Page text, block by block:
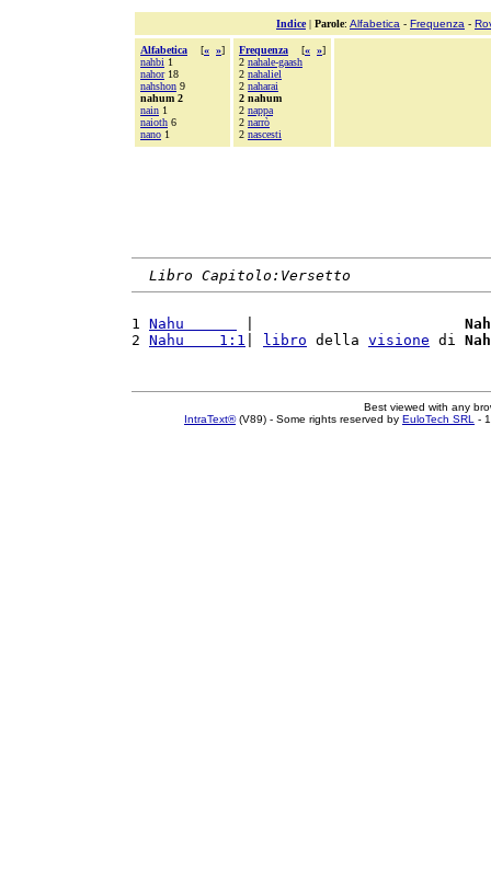
Indice| Parole: Alfabetica - Frequenza -
Alfabetica [« »]
nahbi 1
nahor18
nahshon 9
nahum 2
nain 1
naioth 6
nano 1
Frequenza [« »]
2 nahale-gaash
2 nahaliel
2 naharai
2 nahum
2 nappa
2 narrò
2 nascesti
Libro Capitolo:Versetto
1 Nahu
2 Nahu    1:1 libro della visione di
Best viewed with any
IntraText®(V89) - Some rights reserved by EuloTech SRL -